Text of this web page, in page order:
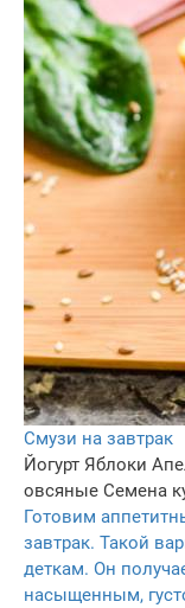
Смузи на завтрак
Йогурт Яблоки
овсяные Семена
Готовим
завтрак. Такой
деткам. Он
насыщенным,